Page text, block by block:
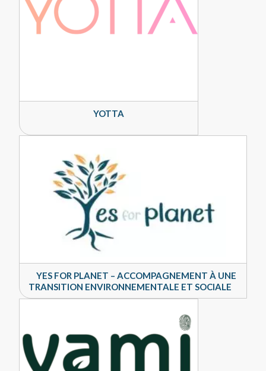
YOTTA
YES FOR PLANET – ACCOMPAGNEMENT À UNE
TRANSITION ENVIRONNEMENTALE ET SOCIALE